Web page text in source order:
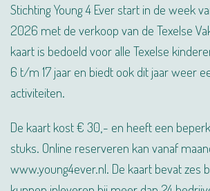
Stichting Young 4 Ever start in de week
2026 met de verkoop van de Texelse
kaart is bedoeld voor alle Texelse
6 t/m 17 jaar en biedt ook dit jaar weer
activiteiten.
De kaart kost € 30,- en heeft een
stuks. Online reserveren kan vanaf
www.young4ever.nl. De kaart bevat zes